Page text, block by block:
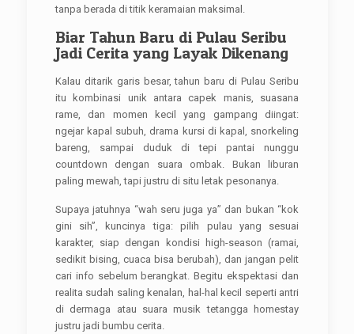
tanpa berada di titik keramaian maksimal.
Biar Tahun Baru di Pulau Seribu
Jadi Cerita yang Layak Dikenang
Kalau ditarik garis besar, tahun baru di Pulau Seribu
itu kombinasi unik antara capek manis, suasana
rame, dan momen kecil yang gampang diingat:
ngejar kapal subuh, drama kursi di kapal, snorkeling
bareng, sampai duduk di tepi pantai nunggu
countdown dengan suara ombak. Bukan liburan
paling mewah, tapi justru di situ letak pesonanya.
Supaya jatuhnya “wah seru juga ya” dan bukan “kok
gini sih”, kuncinya tiga: pilih pulau yang sesuai
karakter, siap dengan kondisi high-season (ramai,
sedikit bising, cuaca bisa berubah), dan jangan pelit
cari info sebelum berangkat. Begitu ekspektasi dan
realita sudah saling kenalan, hal-hal kecil seperti antri
di dermaga atau suara musik tetangga homestay
justru jadi bumbu cerita.